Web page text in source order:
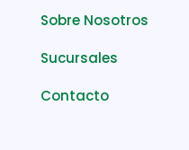
Sobre Nosotros
Sucursales
Contacto